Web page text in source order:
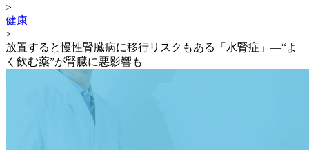
>
健康
>
放置すると慢性腎臓病に移行リスクもある「水腎症」―“よ
く飲む薬”が腎臓に悪影響も